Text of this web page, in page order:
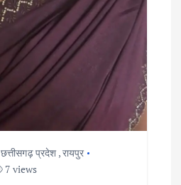
छत्तीसगढ़ प्रदेश ,रायपुर
7 views